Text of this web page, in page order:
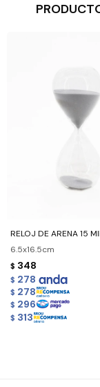
RELOJ DE ARENA 15
6.5x16.5cm
$ 348
$ 278
$ 278
$ 296
$ 313